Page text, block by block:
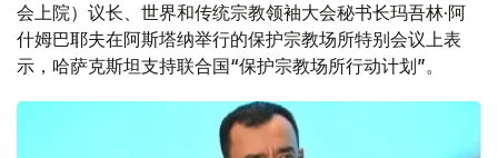
会上院）议长、世界和传统宗教领袖大会秘书长玛吾林·阿
什姆巴耶夫在阿斯塔纳举行的保护宗教场所特别会议上表
示，哈萨克斯坦支持联合国“保护宗教场所行动计划”。